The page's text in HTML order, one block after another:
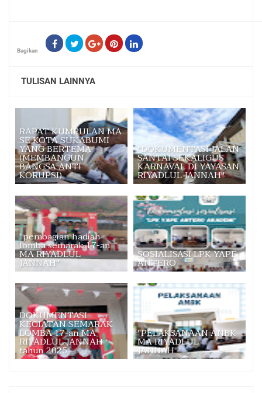
Bagikan
TULISAN LAINNYA
RAPAT KUMPULAN MA
SE KOTA SUKABUMI
YANG BERTEMA
(MEMBANGUN
BANGSA ANTI
KORUPSI)
"DOKUMENTASI JALAN
SANTAI SEKALIGUS
KARNAVAL DI YAYASAN
RIYADLUL JANNAH"
"pembagian hadiah
lomba semarak 17-an
MA RIYADLUL
JANNAH"
SOSIALISASI LPK YAPE
ANTERO
DOKUMENTASI
KEGIATAN SEMARAK
LOMBA 17-an MA
RIYADLUL JANNAH
tahun 2025
"PELAKSANAAN ANBK
MA RIYADLUL
JANNAH"